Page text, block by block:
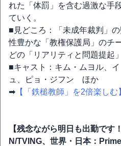
れた「体罰」を含む過激な手
ていく。
■見どころ：「未成年裁判」
性豊かな「教権保護局」のチ
どの「リアリティと問題提起」
■キャスト：キム・ムヨル、
ュ、ピョ・ジフン ほか
➡ 【「鉄槌教師」を2倍楽しむ
【残念ながら明日も出勤で
N/TVING、世界・日本：